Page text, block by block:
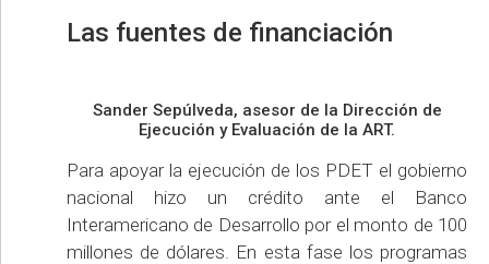
Las fuentes de financiación
Sander Sepúlveda, asesor de la Dirección de
Ejecución y Evaluación de la ART.
Para apoyar la ejecución de los PDET el gobierno
nacional hizo un crédito ante el Banco
Interamericano de Desarrollo por el monto de 100
millones de dólares. En esta fase los programas